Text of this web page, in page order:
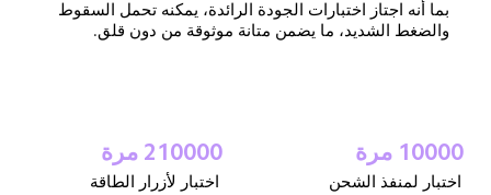
بما أنه اجتاز اختبارات الجودة الرائدة، يمكنه تحمل السقوط
والضغط الشديد، ما يضمن متانة موثوقة من دون قلق.
210000 مرة
اختبار لأزرار الطاقة
10000 مرة
اختبار لمنفذ الشحن